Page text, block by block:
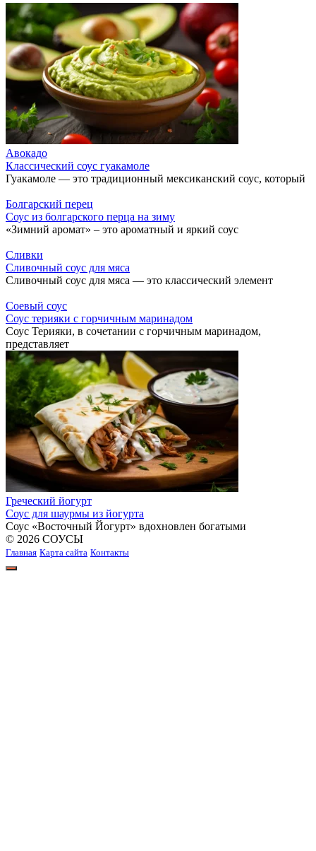
Авокадо
Классический соус гуакамоле
Гуакамоле — это традиционный мексиканский соус, который
Болгарский перец
Соус из болгарского перца на зиму
«Зимний аромат» – это ароматный и яркий соус
Сливки
Сливочный соус для мяса
Сливочный соус для мяса — это классический элемент
Соевый соус
Соус терияки с горчичным маринадом
Соус Терияки, в сочетании с горчичным маринадом,
представляет
Греческий йогурт
Соус для шаурмы из йогурта
Соус «Восточный Йогурт» вдохновлен богатыми
© 2026 СОУСЫ
Главная Карта сайта Контакты